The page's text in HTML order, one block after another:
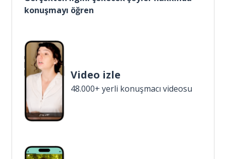
konuşmayı öğren
Video izle
48.000+ yerli konuşmacı videosu